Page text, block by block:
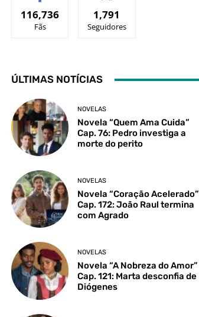
116,736
Fãs
1,791
Seguidores
ÚLTIMAS NOTÍCIAS
NOVELAS
Novela “Quem Ama Cuida”
Cap. 76: Pedro investiga a
morte do perito
NOVELAS
Novela “Coração Acelerado”
Cap. 172: João Raul termina
com Agrado
NOVELAS
Novela “A Nobreza do Amor”
Cap. 121: Marta desconfia de
Diógenes